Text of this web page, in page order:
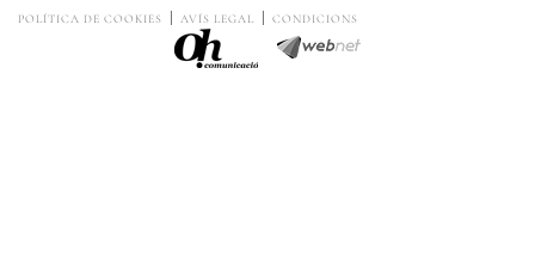
POLÍTICA DE COOKIES AVÍS LEGAL CONDICIONS